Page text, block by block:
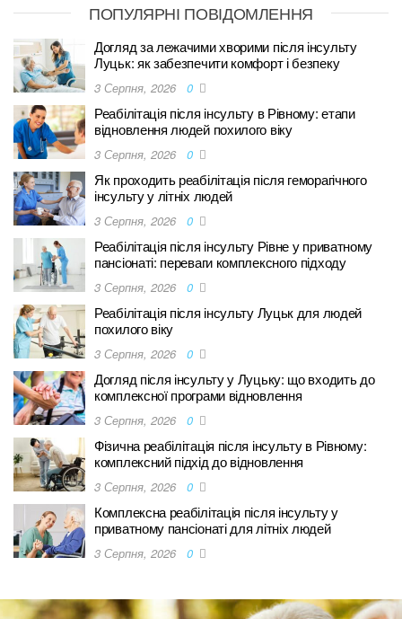
ПОПУЛЯРНІ ПОВІДОМЛЕННЯ
Догляд за лежачими хворими після інсульту
Луцьк: як забезпечити комфорт і безпеку
3 Серпня, 2026 0
Реабілітація після інсульту в Рівному: етапи
відновлення людей похилого віку
3 Серпня, 2026 0
Як проходить реабілітація після геморагічного
інсульту у літніх людей
3 Серпня, 2026 0
Реабілітація після інсульту Рівне у приватному
пансіонаті: переваги комплексного підходу
3 Серпня, 2026 0
Реабілітація після інсульту Луцьк для людей
похилого віку
3 Серпня, 2026 0
Догляд після інсульту у Луцьку: що входить до
комплексної програми відновлення
3 Серпня, 2026 0
Фізична реабілітація після інсульту в Рівному:
комплексний підхід до відновлення
3 Серпня, 2026 0
Комплексна реабілітація після інсульту у
приватному пансіонаті для літніх людей
3 Серпня, 2026 0